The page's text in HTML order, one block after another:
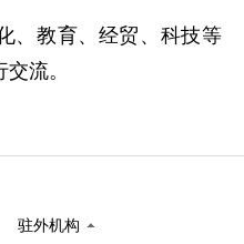
、教育、经贸、科技等
流。
驻外机构